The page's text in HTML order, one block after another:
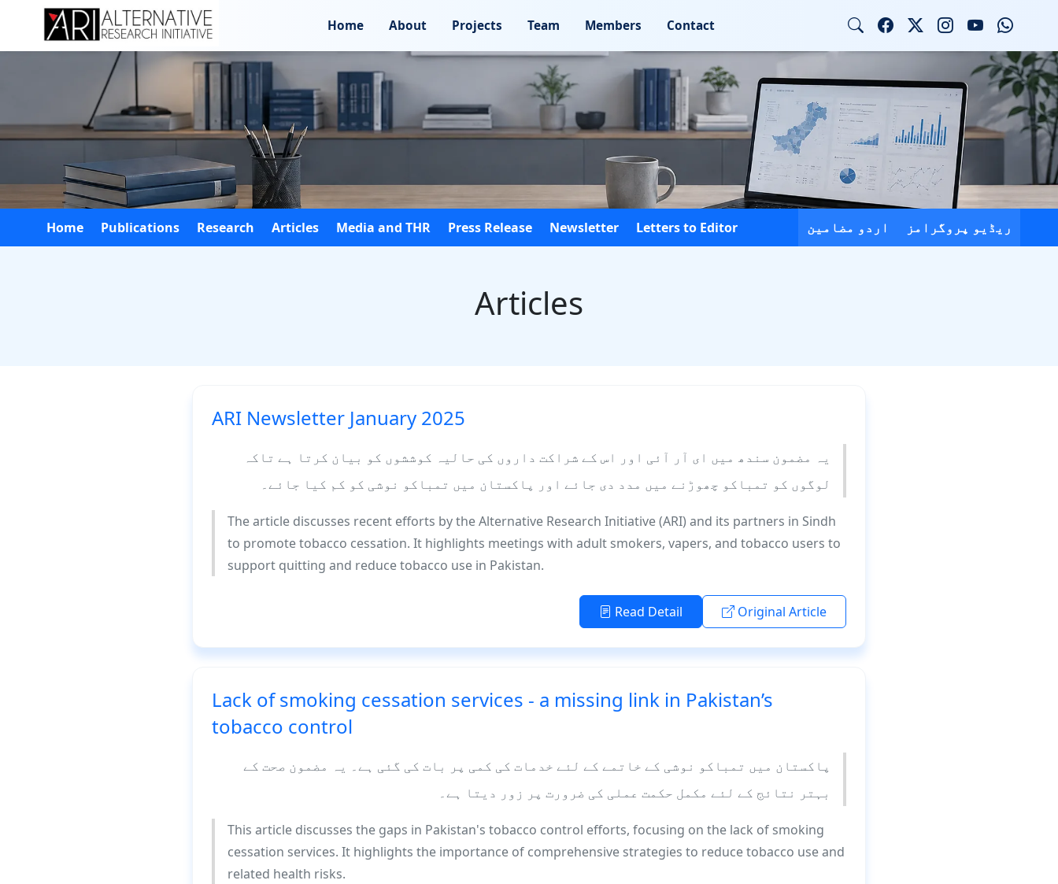
Home About Projects Team Members Contact
Home Publications Research Articles Media and THR Press Release Newsletter Letters to Editor اردو مضامین ریڈیو پروگرامز
Articles
ARI Newsletter January 2025
یہ مضمون سندھ میں ای آر آئی اور اس کے شراکت داروں کی حالیہ کوششوں کو بیان کرتا ہے تاکہ
لوگوں کو تمباکو چھوڑنے میں مدد دی جائے اور پاکستان میں تمباکو نوشی کو کم کیا جائے۔
The article discusses recent efforts by the Alternative Research Initiative (ARI) and its partners in Sindh
to promote tobacco cessation. It highlights meetings with adult smokers, vapers, and tobacco users to
support quitting and reduce tobacco use in Pakistan.
Read Detail Original Article
Lack of smoking cessation services - a missing link in Pakistan’s
tobacco control
پاکستان میں تمباکو نوشی کے خاتمے کے لئے خدمات کی کمی پر بات کی گئی ہے۔ یہ مضمون صحت کے
بہتر نتائج کے لئے مکمل حکمت عملی کی ضرورت پر زور دیتا ہے۔
This article discusses the gaps in Pakistan's tobacco control efforts, focusing on the lack of smoking
cessation services. It highlights the importance of comprehensive strategies to reduce tobacco use and
related health risks.